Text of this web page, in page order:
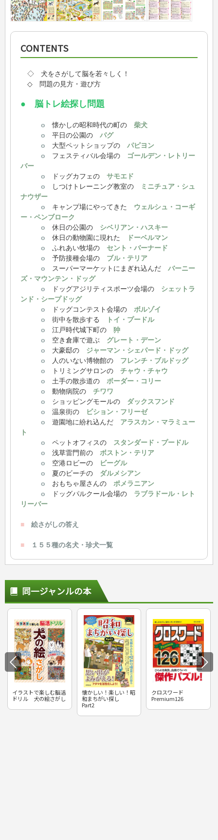
CONTENTS
◇ 犬をさがして脳を若々しく！
◇ 問題の見方・遊び方
● 脳トレ絵探し問題
o 懐かしの昭和時代の町の
柴犬
o 平日の公園の
パグ
o 大型ペットショップの
パピヨン
o フェスティバル会場の
ゴールデン・レトリー
バー
o ドッグカフェの
サモエド
o しつけトレーニング教室の
ミニチュア・シュ
ナウザー
o キャンプ場にやってきた
ウェルシュ・コーギ
ー・ペンブローク
o 休日の公園の
シベリアン・ハスキー
o 休日の動物園に現れた
ドーベルマン
o ふれあい牧場の
セント・バーナード
o 予防接種会場の
ブル・テリア
o スーパーマーケットにまぎれ込んだ
バーニー
ズ・マウンテン・ドッグ
o ドッグアジリティスポーツ会場の
シェットラ
ンド・シープドッグ
o ドッグコンテスト会場の
ボルゾイ
o 街中を散歩する
トイ・プードル
o 江戸時代城下町の
狆
o 空き倉庫で遊ぶ
グレート・デーン
o 大豪邸の
ジャーマン・シェパード・ドッグ
o 人のいない博物館の
フレンチ・ブルドッグ
o トリミングサロンの
チャウ・チャウ
o 土手の散歩道の
ボーダー・コリー
o 動物病院の
チワワ
o ショッピングモールの
ダックスフンド
o 温泉街の
ビション・フリーゼ
o 遊園地に紛れ込んだ
アラスカン・マラミュー
ト
o ペットオフィスの
スタンダード・プードル
o 浅草雷門前の
ボストン・テリア
o 空港ロビーの
ビーグル
o 夏のビーチの
ダルメシアン
o おもちゃ屋さんの
ポメラニアン
o ドッグパルクール会場の
ラブラドール・レト
リーバー
■ 絵さがしの答え
■ １５５種の名犬・珍犬一覧
同一ジャンルの本
イラストで楽しむ脳活
ドリル 犬の絵さがし
懐かしい！楽しい！昭
和まちがい探し
Part2
クロスワード
Premium126